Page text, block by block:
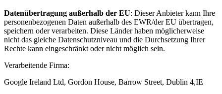
Datenübertragung außerhalb der EU: Dieser Anbieter kann Ihre
personenbezogenen Daten außerhalb des EWR/der EU übertragen,
speichern oder verarbeiten. Diese Länder haben möglicherweise
nicht das gleiche Datenschutzniveau und die Durchsetzung Ihrer
Rechte kann eingeschränkt oder nicht möglich sein.
Verarbeitende Firma:
Google Ireland Ltd, Gordon House, Barrow Street, Dublin 4,IE